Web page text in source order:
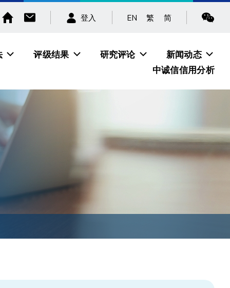
登入 EN 繁 简
评级结果 研究评论
新闻动态
中诚信信用分析